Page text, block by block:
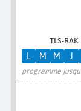
TLS-RAK
programme jusqu'
L M M J